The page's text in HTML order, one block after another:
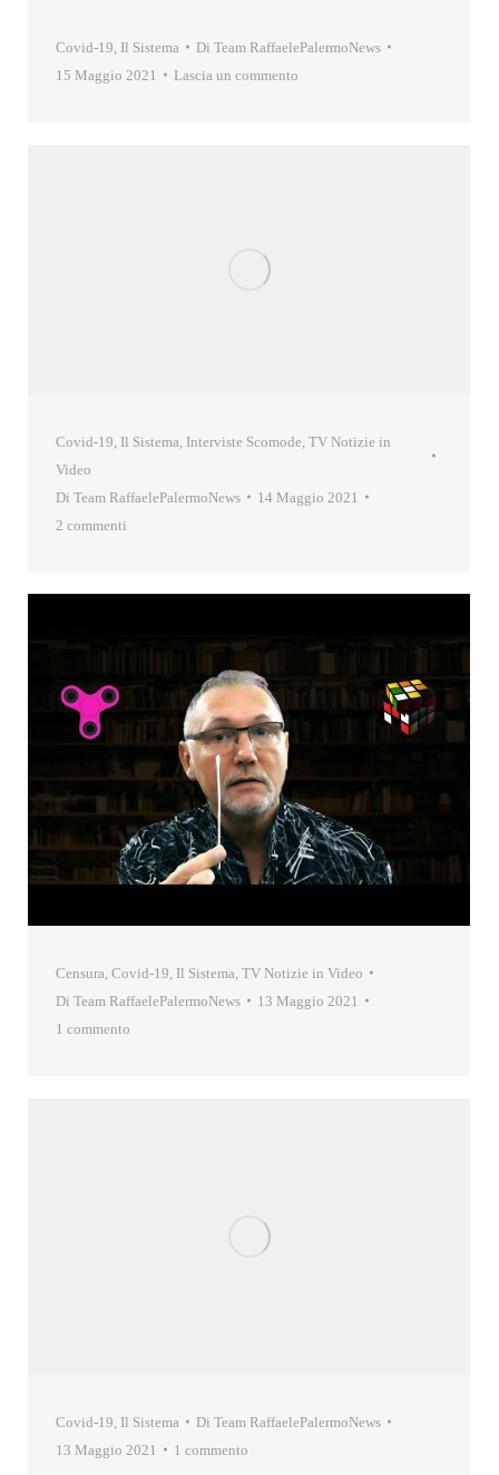
Covid-19 Il Sistema Di Team RaffaelePalermoNews
15 Maggio 2021
Lascia un commento
Covid-19 Il Sistema Interviste Scomode TV Notizie in
Video
Di Team RaffaelePalermoNews
14 Maggio 2021
2 commenti
Censura Covid-19 Il Sistema TV Notizie in Video
Di Team RaffaelePalermoNews
13 Maggio 2021
1 commento
Covid-19 Il Sistema Di Team RaffaelePalermoNews
13 Maggio 2021
1 commento